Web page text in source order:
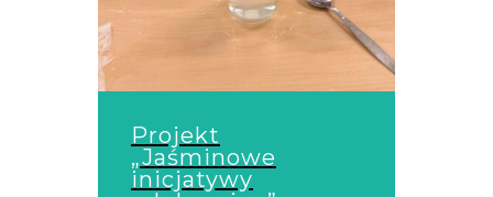
Projekt
„Jaśminowe
inicjatywy